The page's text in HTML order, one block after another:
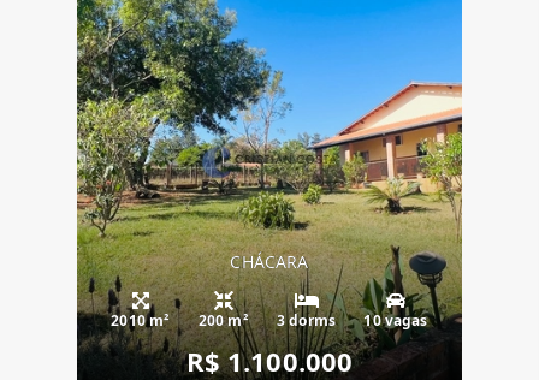
CHÁCARA
2010 m² 200 m² 3 dorms 10 vagas
R$ 1.100.000